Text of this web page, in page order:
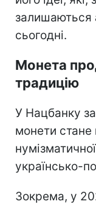
залишаються
сьогодні.
Монета
традицію
У Нацбанку
монети
українсько-
Зокрема, у